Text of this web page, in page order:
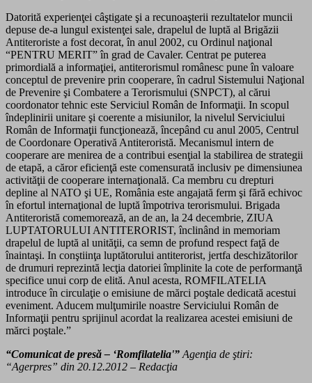
Datorită experienţei câştigate şi a recunoaşterii rezultatelor muncii
depuse de-a lungul existenţei sale, drapelul de luptă al Brigăzii
Antiteroriste a fost decorat, în anul 2002, cu Ordinul naţional
“PENTRU MERIT” în grad de Cavaler. Centrat pe puterea
primordială a informaţiei, antiterorismul românesc pune în valoare
conceptul de prevenire prin cooperare, în cadrul Sistemului Naţional
de Prevenire şi Combatere a Terorismului (SNPCT), al cărui
coordonator tehnic este Serviciul Român de Informaţii. In scopul
îndeplinirii unitare şi coerente a misiunilor, la nivelul Serviciului
Român de Informaţii funcţionează, începând cu anul 2005, Centrul
de Coordonare Operativă Antiteroristă. Mecanismul intern de
cooperare are menirea de a contribui esenţial la stabilirea de strategii
de etapă, a căror eficienţă este comensurată inclusiv pe dimensiunea
activităţii de cooperare internaţională. Ca membru cu drepturi
depline al NATO şi UE, România este angajată ferm şi fără echivoc
în efortul internaţional de luptă împotriva terorismului. Brigada
Antiteroristă comemorează, an de an, la 24 decembrie, ZIUA
LUPTATORULUI ANTITERORIST, înclinând in memoriam
drapelul de luptă al unităţii, ca semn de profund respect faţă de
înaintaşi. In conştiinţa luptătorului antiterorist, jertfa deschizătorilor
de drumuri reprezintă lecţia datoriei împlinite la cote de performanţă
specifice unui corp de elită. Anul acesta, ROMFILATELIA
introduce în circulaţie o emisiune de mărci poştale dedicată acestui
eveniment. Aducem mulţumirile noastre Serviciului Român de
Informaţii pentru sprijinul acordat la realizarea acestei emisiuni de
mărci poştale.”
“Comunicat de presă – ‘Romfilatelia'” Agenţia de ştiri:
“Agerpres” din 20.12.2012 – Redacţia